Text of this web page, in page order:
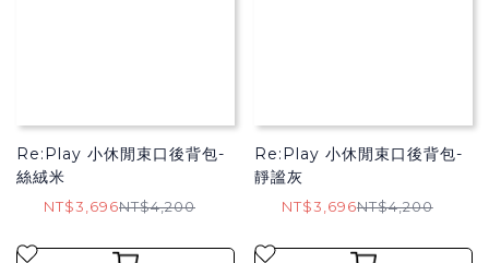
Re:Play 小休閒束口後背包-
絲絨米
NT$3,696NT$4,200
Re:Play 小休閒束口後背包-
靜謐灰
NT$3,696NT$4,200